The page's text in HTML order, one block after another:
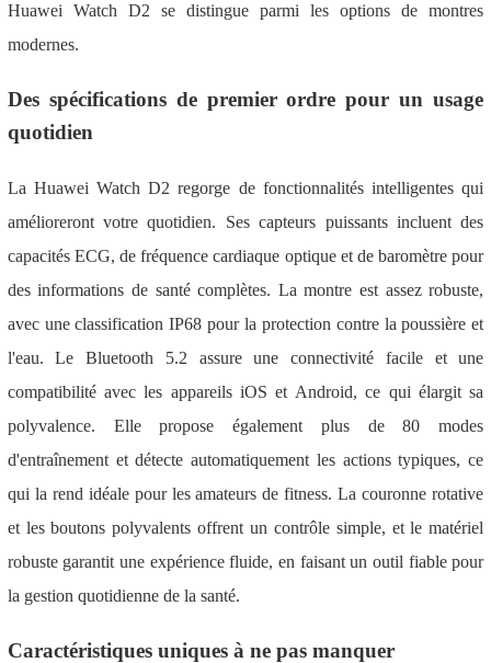
Huawei Watch D2 se distingue parmi les options de montres
modernes.
Des spécifications de premier ordre pour un usage
quotidien
La Huawei Watch D2 regorge de fonctionnalités intelligentes qui
amélioreront votre quotidien. Ses capteurs puissants incluent des
capacités ECG, de fréquence cardiaque optique et de baromètre pour
des informations de santé complètes. La montre est assez robuste,
avec une classification IP68 pour la protection contre la poussière et
l'eau. Le Bluetooth 5.2 assure une connectivité facile et une
compatibilité avec les appareils iOS et Android, ce qui élargit sa
polyvalence. Elle propose également plus de 80 modes
d'entraînement et détecte automatiquement les actions typiques, ce
qui la rend idéale pour les amateurs de fitness. La couronne rotative
et les boutons polyvalents offrent un contrôle simple, et le matériel
robuste garantit une expérience fluide, en faisant un outil fiable pour
la gestion quotidienne de la santé.
Caractéristiques uniques à ne pas manquer